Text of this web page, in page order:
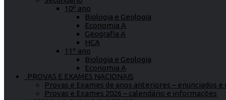
10º ano
Biologia e Geologia
Economia A
Geografia A
HCA
11º ano
Biologia e Geologia
Economia A
PROVAS E EXAMES NACIONAIS
Provas e Exames de anos anteriores – enunciados
Provas e Exames 2026 – calendário e informações